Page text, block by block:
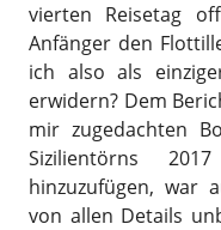
vierten Reisetag
Anfänger den
ich also als
erwidern? Dem
mir zugedachten
Sizilientörns
hinzuzufügen, war
von allen Details